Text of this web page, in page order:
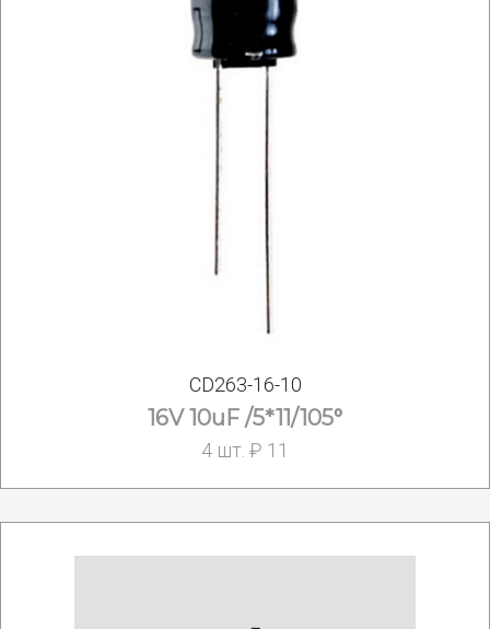
CD263-16-10
16V 10uF /5*11/105°
4 шт. ₽ 11